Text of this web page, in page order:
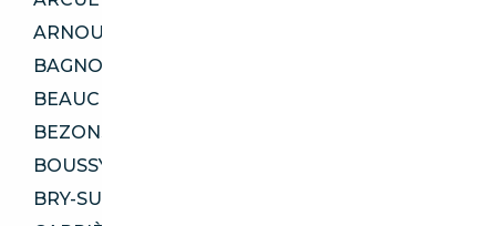
ARNOUVILLE 95400
BAGNOLET 93170
BEAUCHAMP 95250
BEZONS 95870
BOUSSY-SAINT-ANTOINE 91800
BRY-SUR-MARNE 94360